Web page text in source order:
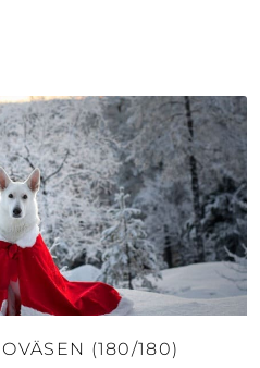
(180/180)